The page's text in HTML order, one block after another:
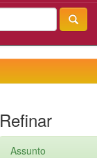
Refinar
Assunto